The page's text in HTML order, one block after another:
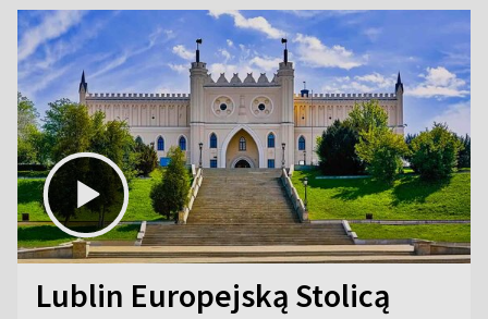
Lublin Europejską Stolicą